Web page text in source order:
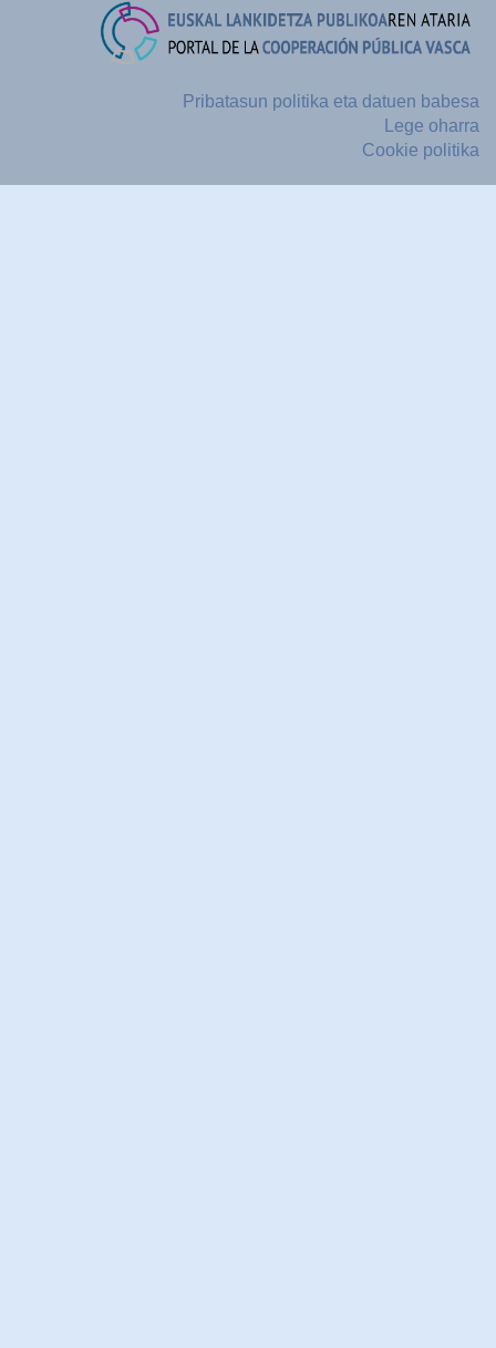
Pribatasun politika eta datuen babesa
Lege oharra
Cookie politika